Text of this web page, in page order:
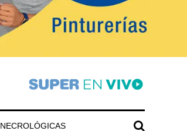
NECROLÓGICAS